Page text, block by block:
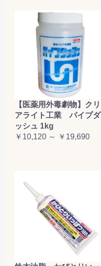
【医薬用外毒劇物】クリ
アライト工業 パイプダ
ッシュ 1kg
￥10,120 ～ ￥19,690